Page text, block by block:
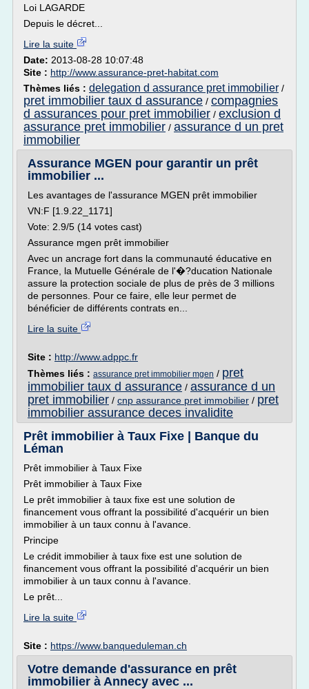
Loi LAGARDE
Depuis le décret...
Lire la suite
Date: 2013-08-28 10:07:48
Site : http://www.assurance-pret-habitat.com
Thèmes liés : delegation d assurance pret immobilier /
pret immobilier taux d assurance / compagnies
d assurances pour pret immobilier / exclusion d
assurance pret immobilier / assurance d un pret
immobilier
Assurance MGEN pour garantir un prêt
immobilier ...
Les avantages de l'assurance MGEN prêt immobilier
VN:F [1.9.22_1171]
Vote: 2.9/5 (14 votes cast)
Assurance mgen prêt immobilier
Avec un ancrage fort dans la communauté éducative en
France, la Mutuelle Générale de l'�?ducation Nationale
assure la protection sociale de plus de près de 3 millions
de personnes. Pour ce faire, elle leur permet de
bénéficier de différents contrats en...
Lire la suite
Site : http://www.adppc.fr
Thèmes liés : assurance pret immobilier mgen / pret
immobilier taux d assurance / assurance d un
pret immobilier / cnp assurance pret immobilier / pret
immobilier assurance deces invalidite
Prêt immobilier à Taux Fixe | Banque du
Léman
Prêt immobilier à Taux Fixe
Prêt immobilier à Taux Fixe
Le prêt immobilier à taux fixe est une solution de
financement vous offrant la possibilité d'acquérir un bien
immobilier à un taux connu à l'avance.
Principe
Le crédit immobilier à taux fixe est une solution de
financement vous offrant la possibilité d'acquérir un bien
immobilier à un taux connu à l'avance.
Le prêt...
Lire la suite
Site : https://www.banqueduleman.ch
Votre demande d'assurance en prêt
immobilier à Annecy avec ...